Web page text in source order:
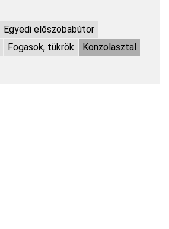
Egyedi előszobabútor
Fogasok, tükrök
Konzolasztal